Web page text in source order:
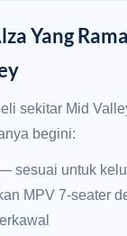
Yang
sekitar Mid
begini:
sesuai untuk
MPV 7-seater